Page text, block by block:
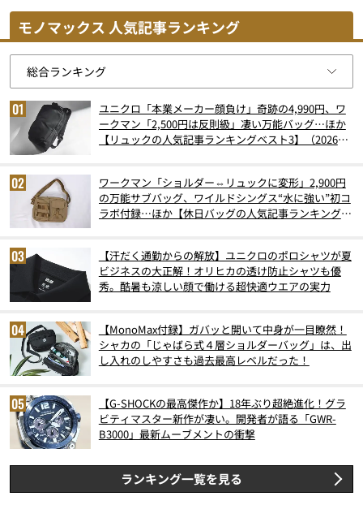
モノマックス 人気記事ランキング
ユニクロ「本業メーカー顔負け」奇跡の4,990円、ワ
ークマン「2,500円は反則級」凄い万能バッグ…ほか
【リュックの人気記事ランキングベスト3】（2026年
ワークマン「ショルダー⇔リュックに変形」2,900円
の万能サブバッグ、ワイルドシングス“水に強い”初コ
ラボ付録…ほか【休日バッグの人気記事ランキングベ
【汗だく通勤からの解放】ユニクロのポロシャツが夏
ビジネスの大正解！オリヒカの透け防止シャツも優
秀。酷暑も涼しい顔で働ける超快適ウエアの実力
【MonoMax付録】ガバッと開いて中身が一目瞭然！
シャカの「じゃばら式４層ショルダーバッグ」は、出
し入れのしやすさも過去最高レベルだった！
【G-SHOCKの最高傑作か】18年ぶり超絶進化！グラ
ビティマスター新作が凄い。開発者が語る「GWR-
B3000」最新ムーブメントの衝撃
ランキング一覧を見る